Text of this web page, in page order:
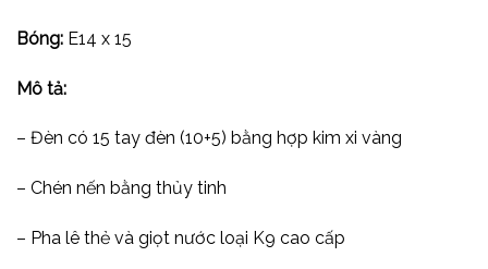
Bóng: E14 x 15
Mô tả:
– Đèn có 15 tay đèn (10+5) bằng hợp kim xi vàng
– Chén nến bằng thủy tinh
– Pha lê thẻ và giọt nước loại K9 cao cấp